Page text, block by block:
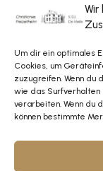
Wir
Um dir ein optimales
Cookies, um
zuzugreifen. Wenn du
wie das Surfverhalten
verarbeiten. Wenn du
können bestimmte